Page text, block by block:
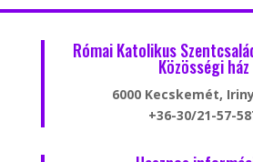
Római Katolikus
Közösségi ház
6000 Kecskemét,
+36-30/21-57-